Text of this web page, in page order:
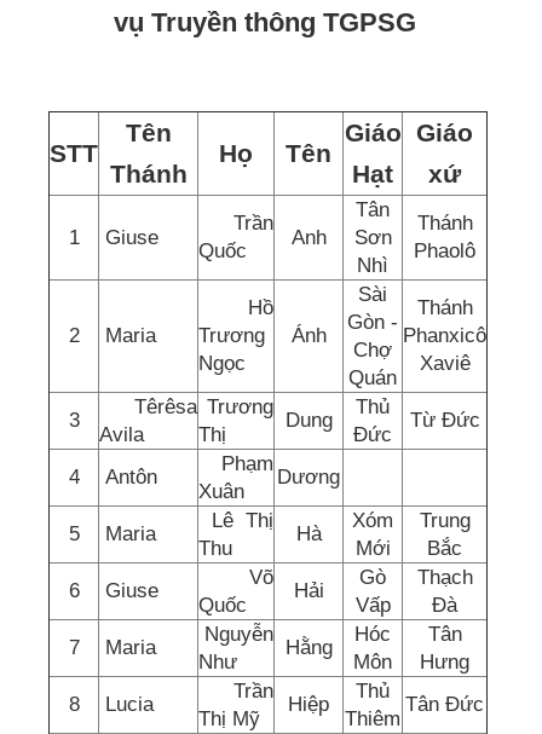
vụ Truyền thông TGPSG
STT
Tên
Thánh
Họ Tên
Giáo
Hạt
Giáo
xứ
1 Giuse
Trần
Quốc
Anh
Tân
Sơn
Nhì
Thánh
Phaolô
2 Maria
Hồ
Trương
Ngọc
Ánh
Sài
Gòn -
Chợ
Quán
Thánh
Phanxicô
Xaviê
3
Têrêsa
Avila
Trương
Thị
Dung
Thủ
Đức
Từ Đức
4 Antôn
Phạm
Xuân
Dương
5 Maria
Lê Thị
Thu
Hà
Xóm
Mới
Trung
Bắc
6
Giuse
Võ
Quốc
Hải
Gò
Vấp
Thạch
Đà
7
Maria
Nguyễn
Như
Hằng
Hóc
Môn
Tân
Hưng
8
Lucia
Trần
Thị Mỹ
Hiệp
Thủ
Thiêm
Tân Đức